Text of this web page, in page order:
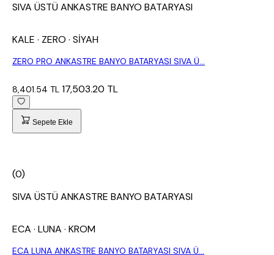
SIVA ÜSTÜ ANKASTRE BANYO BATARYASI
KALE · ZERO · SİYAH
ZERO PRO ANKASTRE BANYO BATARYASI SIVA Ü...
8,401.54 TL 17,503.20 TL
Sepete Ekle
(0)
SIVA ÜSTÜ ANKASTRE BANYO BATARYASI
ECA · LUNA · KROM
ECA LUNA ANKASTRE BANYO BATARYASI SIVA Ü...